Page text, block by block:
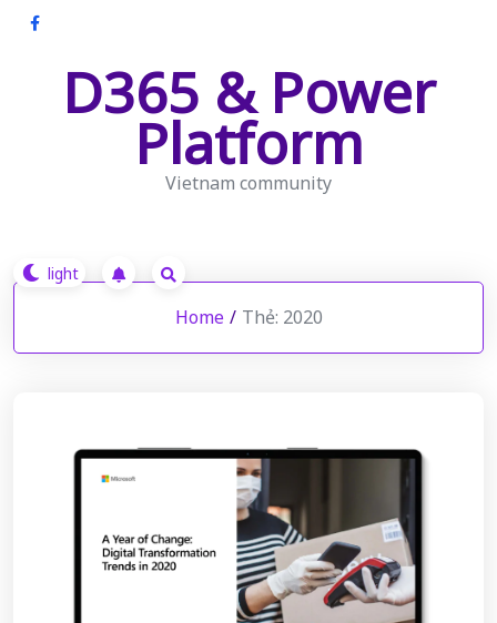
Skip
D365 & Power
Platform
Vietnam community
Home / Thẻ: 2020